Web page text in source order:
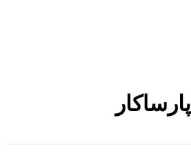
پارساکار